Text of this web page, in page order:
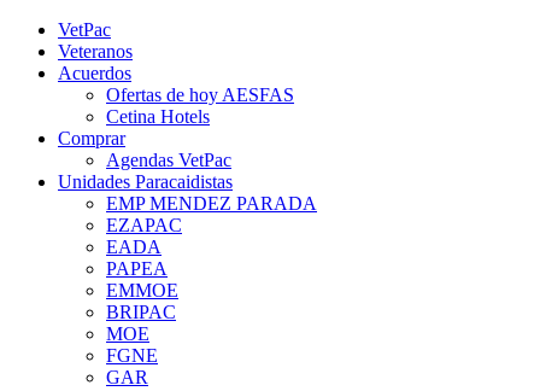
Saltar
contenido
YouTube
Instagram
Facebook
TwitterVetPac
Veteranos
Acuerdos
Ofertas de hoy AESFAS
Cetina Hotels
Comprar
Agendas VetPac
Unidades Paracaidistas
EMP MENDEZ PARADA
EZAPAC
EADA
PAPEA
EMMOE
BRIPAC
MOE
FGNE
GAR